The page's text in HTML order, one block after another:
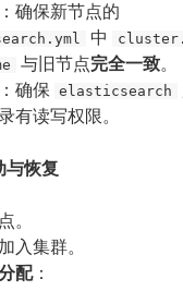
确保新节点的
中
与旧节点完全一致。
确保
elasticsearch
有读写权限。
与恢复
。
入集群。
配：